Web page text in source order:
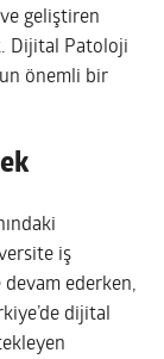
geliştiren
Dijital Patoloji
önemli bir
iş
ederken,
dijital